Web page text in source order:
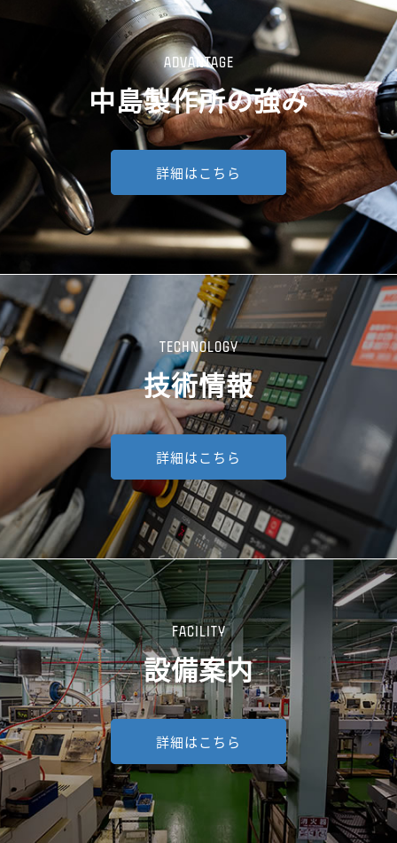
ADVANTAGE
中島製作所の強み
詳細はこちら
TECHNOLOGY
技術情報
詳細はこちら
FACILITY
設備案内
詳細はこちら